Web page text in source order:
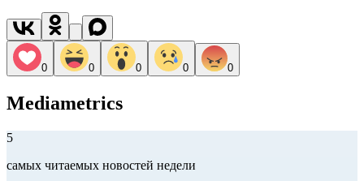
0 0 0 0 0
Mediametrics
5
самых читаемых новостей недели